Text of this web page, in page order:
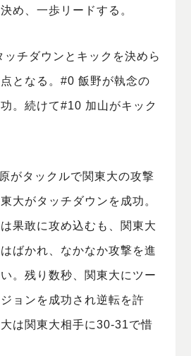
め、一歩リードする。
ッチダウンとキックを決めら
となる。#0 飯野が執念の
。続けて#10 加山がキック
がタックルで関東大の攻撃
大がタッチダウンを成功。
果敢に攻め込むも、関東大
ばかれ、なかなか攻撃を進
。残り数秒、関東大にツー
ョンを成功され逆転を許
は関東大相手に30-31で惜